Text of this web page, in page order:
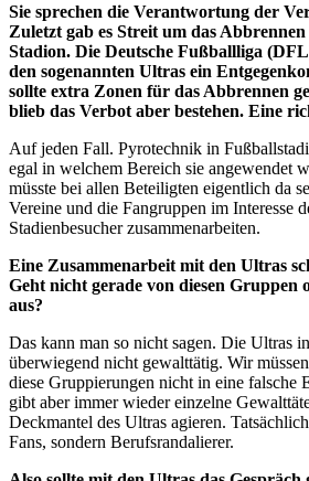
Sie sprechen die Verantwortung der
Zuletzt gab es Streit um das
Stadion. Die Deutsche Fußballliga
den sogenannten Ultras ein
sollte extra Zonen für das Abbrennen
blieb das Verbot aber bestehen. Eine
Auf jeden Fall. Pyrotechnik in
egal in welchem Bereich sie angewendet
müsste bei allen Beteiligten eigentlich da
Vereine und die Fangruppen im Interesse
Stadienbesucher zusammenarbeiten.
Eine Zusammenarbeit mit den Ultras
Geht nicht gerade von diesen Gruppen
aus?
Das kann man so nicht sagen. Die Ultras
überwiegend nicht gewalttätig. Wir
diese Gruppierungen nicht in eine falsche
gibt aber immer wieder einzelne
Deckmantel des Ultras agieren.
Fans, sondern Berufsrandalierer.